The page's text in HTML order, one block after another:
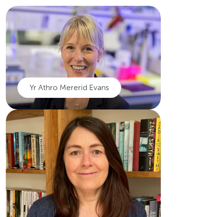
Yr Athro Mererid Evans
Yr Athro Mererid
Evans
Yn arbenigo mewn canser y pen
a'r gwddf a Chyfarwyddwr
Canolfan Ymchwil Canser
Cymru.